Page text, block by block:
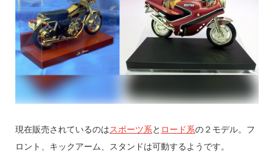
現在販売されているのはスポーツ系と ロード系の２モデル。フ
ロント、キックアーム、スタンドは可動するようです。